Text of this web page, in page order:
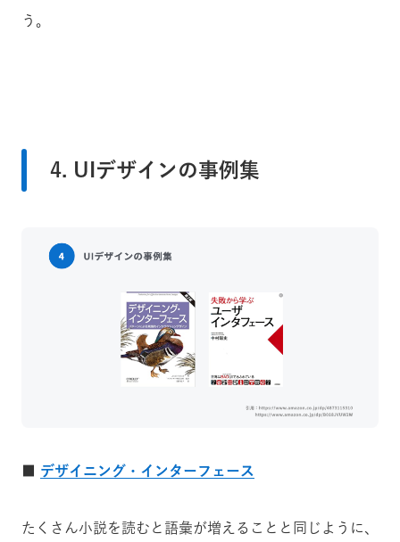
う。
4. UIデザインの事例集
デザイニング・インターフェース
たくさん小説を読むと語彙が増えることと同じように、